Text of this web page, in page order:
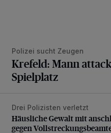
Polizei sucht Zeugen
Krefeld: Mann
Spielplatz
Häusliche Gewalt mit
Drei Polizisten verletzt
Häusliche Gewalt mit
gegen